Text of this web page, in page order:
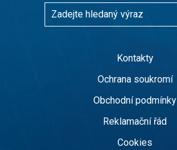
Kontakty
Ochrana soukromí
Obchodní podmínky
Reklamační řád
Cookies